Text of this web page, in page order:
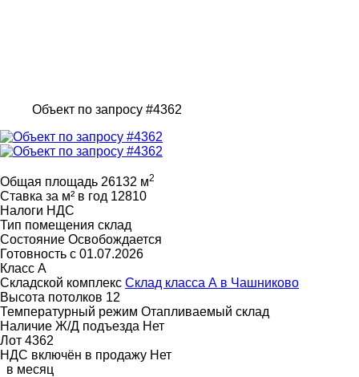
Объект по запросу #4362
Общая площадь 26132 м2
Ставка за м² в год 12810
Налоги НДС
Тип помещения склад
Состояние Освобождается
Готовность с 01.07.2026
Класс A
Складской комплекс Склад класса А в Чашниково
Высота потолков 12
Температурный режим Отапливаемый склад
Наличие Ж/Д подъезда Нет
Лот 4362
НДС включён в продажу Нет
в месяц